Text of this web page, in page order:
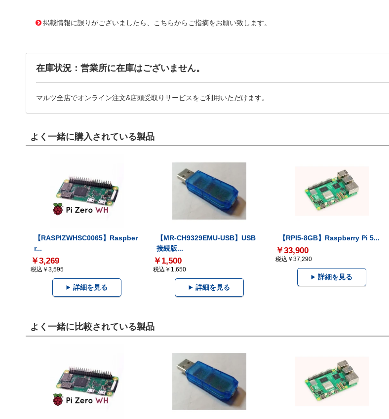
掲載情報に誤りがございましたら、こちらからご指摘をお願い致します。
在庫状況：営業所に在庫はございません。
マルツ全店でオンライン注文&店頭受取りサービスをご利用いただけます。
よく一緒に購入されている製品
【RASPIZWHSC0065】Raspber
r...
￥3,269
税込￥3,595
詳細を見る
【MR-CH9329EMU-USB】USB
接続版...
￥1,500
税込￥1,650
詳細を見る
【RPI5-8GB】Raspberry Pi 5...
￥33,900
税込￥37,290
詳細を見る
よく一緒に比較されている製品